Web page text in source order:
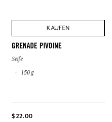
KAUFEN
GRENADE PIVOINE
Seife
150 g
$ 22.00